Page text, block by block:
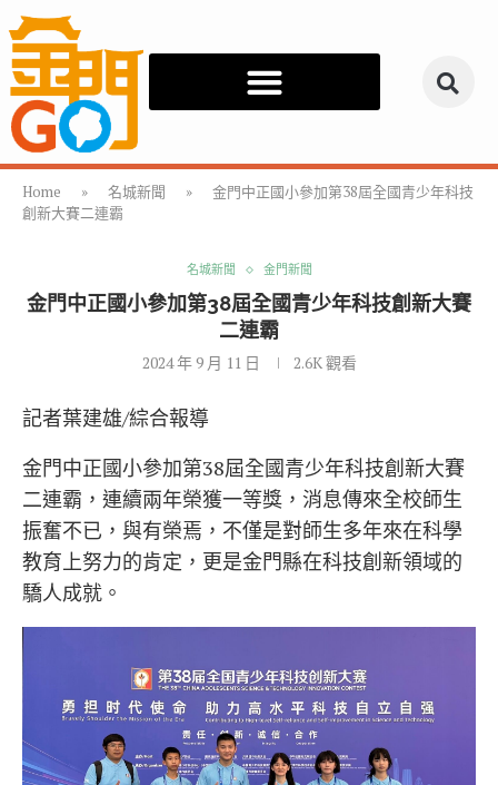
Home » 名城新聞 »
金門中正國小參加第38屆全國青少年科技
創新大賽二連霸
名城新聞 金門新聞
金門中正國小參加第38屆全國青少年科技創新大賽
二連霸
2024 年 9 月 11 日 2.6K觀看
記者葉建雄/綜合報導
金門中正國小參加第38屆全國青少年科技創新大賽
二連霸，連續兩年榮獲一等獎，消息傳來全校師生
振奮不已，與有榮焉，不僅是對師生多年來在科學
教育上努力的肯定，更是金門縣在科技創新領域的
驕人成就。